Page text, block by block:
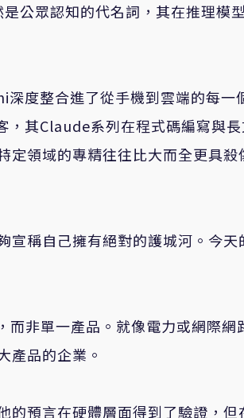
公眾認知的代名詞，其在推理模
度整合進了從手機到雲端的每一
其Claude系列在程式碼編寫與長
定領域的專精往往比大而全更具殺
宣稱自己擁有絕對的護城河。今天
而非單一產品。就像電力或網際網
產品的企業。
的預言在硬體層面得到了驗證，但